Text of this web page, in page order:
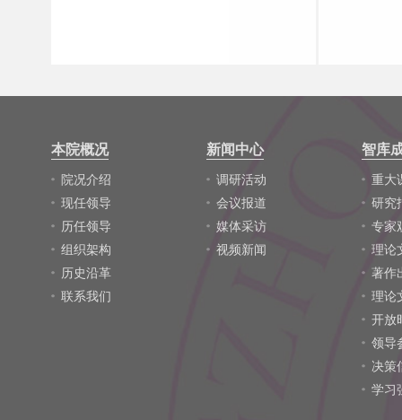
本院概况
院况介绍
现任领导
历任领导
组织架构
历史沿革
联系我们
新闻中心
调研活动
会议报道
媒体采访
视频新闻
智库
重大
研究
专家
理论
著作
理论
开放
领导
决策
学习